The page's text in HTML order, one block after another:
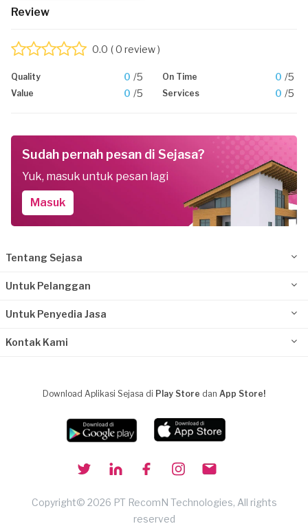
Review
0.0 ( 0 review )
Quality 0 /5 On Time 0 /5
Value 0 /5 Services 0 /5
Sudah pernah pesan di Sejasa?
Yuk, masuk untuk pesan lagi
Masuk
Tentang Sejasa
Untuk Pelanggan
Untuk Penyedia Jasa
Kontak Kami
Download Aplikasi Sejasa di Play Store dan App Store!
Copyright© 2026 PT RecomN Technologies, All rights
reserved